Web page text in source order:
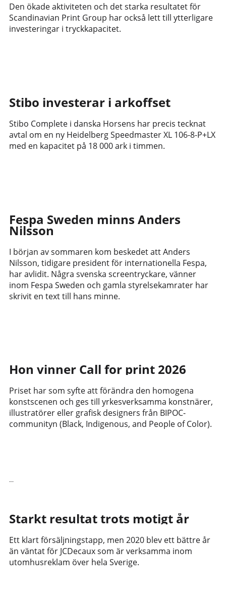
Den ökade aktiviteten och det starka resultatet för
Scandinavian Print Group har också lett till ytterligare
investeringar i tryckkapacitet.
Stibo investerar i arkoffset
Stibo Complete i danska Horsens har precis tecknat
avtal om en ny Heidelberg Speedmaster XL 106-8-P+LX
med en kapacitet på 18 000 ark i timmen.
Fespa Sweden minns Anders
Nilsson
I början av sommaren kom beskedet att Anders
Nilsson, tidigare president för internationella Fespa,
har avlidit. Några svenska screentryckare, vänner
inom Fespa Sweden och gamla styrelsekamrater har
skrivit en text till hans minne.
Hon vinner Call for print 2026
Priset har som syfte att förändra den homogena
konstscenen och ges till yrkesverksamma konstnärer,
illustratörer eller grafisk designers från BIPOC-
communityn (Black, Indigenous, and People of Color).
Starkt resultat trots motigt år
Ett klart försäljningstapp, men 2020 blev ett bättre år
än väntat för JCDecaux som är verksamma inom
utomhusreklam över hela Sverige.